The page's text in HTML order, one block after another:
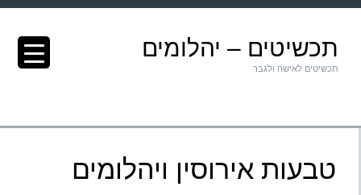
תכשיטים – יהלומים
תכשיטים לאישה ולגבר
טבעות אירוסין ויהלומים